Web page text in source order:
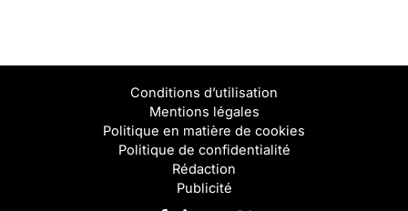
Conditions d’utilisation
Mentions légales
Politique en matière de cookies
Politique de confidentialité
Rédaction
Publicité